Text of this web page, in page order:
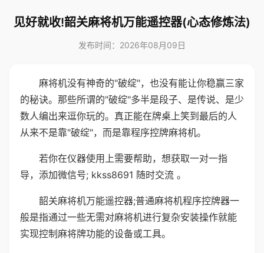
见好就收!韶关麻将机万能遥控器(心态修炼法)
发布时间：2026年08月09日
麻将机没有神奇的"破绽"，也没有能让你稳赢三家
的秘诀。那些所谓的"破绽"多半是段子、是传说、是少
数人编出来逗你玩的。真正能在牌桌上笑到最后的人
从来不是靠"破绽"，而是靠程序控牌麻将机。
若你在仪器使用上需要帮助，想获取一对一指
导，添加微信号; kkss8691 随时交流 。
韶关麻将机万能遥控器;普通麻将机程序控牌器一
般是指通过一些无需对麻将机进行复杂安装操作就能
实现控制麻将牌功能的设备或工具。